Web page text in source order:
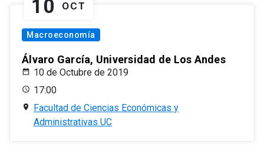
10 OCT
Macroeconomía
Álvaro García, Universidad de Los Andes
10 de Octubre de 2019
17:00
Facultad de Ciencias Económicas y
Administrativas UC